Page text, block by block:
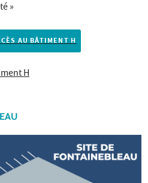
»
AU BÂTIMENT H
H